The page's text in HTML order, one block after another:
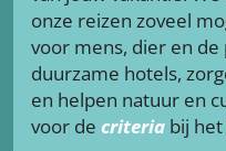
onze reizen zoveel
voor mens, dier en
duurzame hotels,
en helpen natuur en
voor de criteria bij